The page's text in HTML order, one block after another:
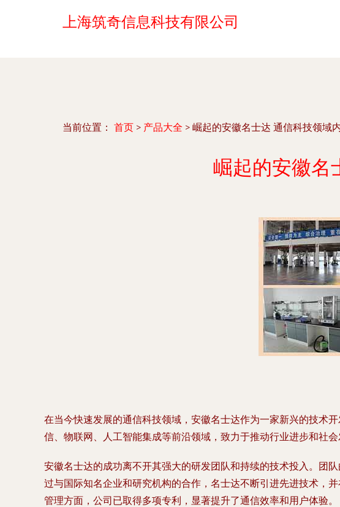
上海筑奇信息科技有限公司
当前位置： 首页 > 产品大全 > 崛起的安徽名士达 通信科技领域
崛起的安徽名
在当今快速发展的通信科技领域，安徽名士达作为一家新兴的技术
信、物联网、人工智能集成等前沿领域，致力于推动行业进步和社会
安徽名士达的成功离不开其强大的研发团队和持续的技术投入。团
过与国际知名企业和研究机构的合作，名士达不断引进先进技术，
管理方面，公司已取得多项专利，显著提升了通信效率和用户体验。